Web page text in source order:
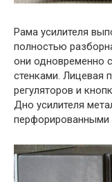
Рама усилителя
полностью
они одновременно
стенками. Лицевая
регуляторов и
Дно усилителя
перфорированными